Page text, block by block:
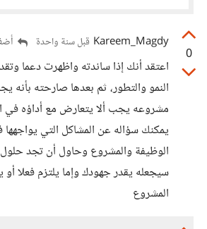
0
Kareem_Magdy قبل سنة واحدة
اعتقد أنك إذا ساندته واظهرت دعما
النمو والتطور، ثم بعدها صارحته
مشروعه يجب ألا يتعارض مع أداؤه في
يمكنك سؤاله عن المشاكل التي يواجهها
الوظيفة والمشروع وحاول أن تجد
سيجعله يقدر جهودك وإما يلتزم فعلا أو
المشروع